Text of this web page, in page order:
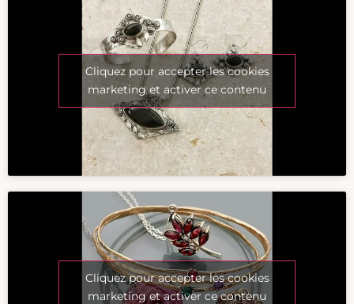
Cliquez pour accepter les cookies
marketing et activer ce contenu
Cliquez pour accepter les cookies
marketing et activer ce contenu